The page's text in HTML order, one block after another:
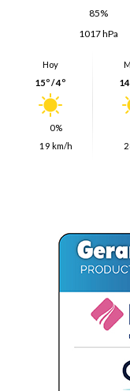
85%
1017 hPa
Hoy
15º / 4º
0%
19 km/h